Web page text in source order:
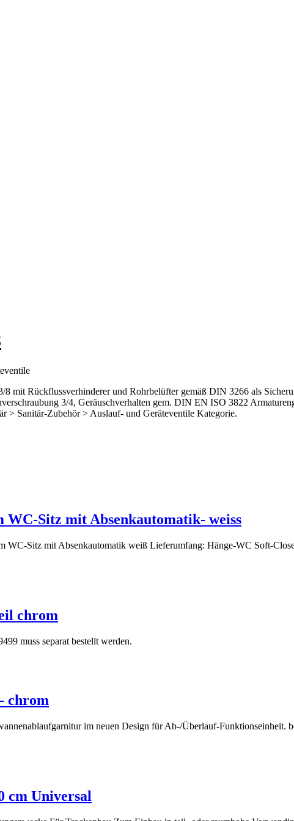
mit Rückflussverhinderer und Rohrbelüfter gemäß DIN 3266 als
3/4, Geräuschverhalten gem. DIN EN ISO 3822
> Sanitär-Zubehör > Auslauf- und Geräteventile Kategorie.
Sitz mit Absenkautomatik- weiss
Sitz mit Absenkautomatik weiß Lieferumfang: Hänge-WC Soft-
chrom
muss separat bestellt werden.
chrom
im neuen Design für Ab-/Überlauf-Funktionseinheit.
cm Universal